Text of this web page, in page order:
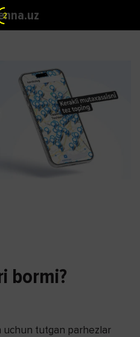
bormi?
uchun tutgan parhezlar
2